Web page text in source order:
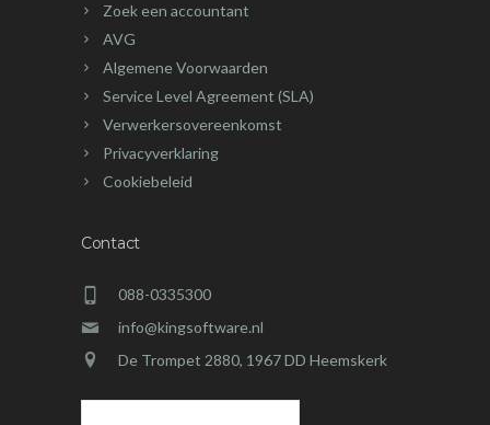
Zoek een accountant
AVG
Algemene Voorwaarden
Service Level Agreement (SLA)
Verwerkersovereenkomst
Privacyverklaring
Cookiebeleid
Contact
088-0335300
info@kingsoftware.nl
De Trompet 2880, 1967 DD Heemskerk